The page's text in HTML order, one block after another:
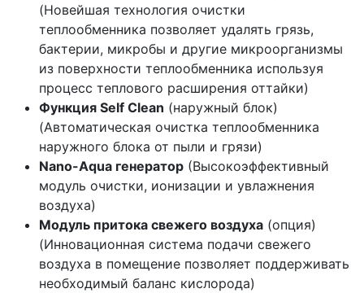
(Новейшая технология очистки
теплообменника позволяет удалять грязь,
бактерии, микробы и другие микроорганизмы
из поверхности теплообменника используя
процесс теплового расширения оттайки)
Функция Self Clean (наружный блок)
(Автоматическая очистка теплообменника
наружного блока от пыли и грязи)
Nano-Aqua генератор (Высокоэффективный
модуль очистки, ионизации и увлажнения
воздуха)
Модуль притока свежего воздуха (опция)
(Инновационная система подачи свежего
воздуха в помещение позволяет поддерживать
необходимый баланс кислорода)